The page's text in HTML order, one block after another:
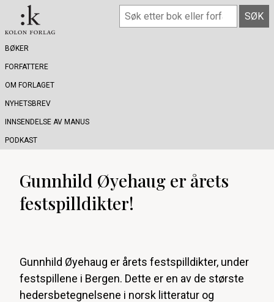
BØKER
FORFATTERE
OM FORLAGET
NYHETSBREV
INNSENDELSE AV MANUS
PODKAST
Gunnhild Øyehaug er årets
festspilldikter!
Gunnhild Øyehaug er årets festspilldikter, under
festspillene i Bergen. Dette er en av de største
hedersbetegnelsene i norsk litteratur og